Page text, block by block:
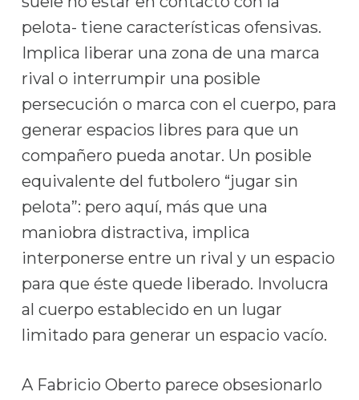
pelota- tiene características ofensivas.
Implica liberar una zona de una marca
rival o interrumpir una posible
persecución o marca con el cuerpo, para
generar espacios libres para que un
compañero pueda anotar. Un posible
equivalente del futbolero “jugar sin
pelota”: pero aquí, más que una
maniobra distractiva, implica
interponerse entre un rival y un espacio
para que éste quede liberado. Involucra
al cuerpo establecido en un lugar
limitado para generar un espacio vacío.
A Fabricio Oberto parece obsesionarlo